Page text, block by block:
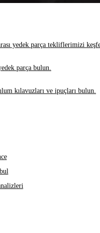
yedek parça tekliflerimizi
parça bulun.
kılavuzları ve ipuçları bulun.